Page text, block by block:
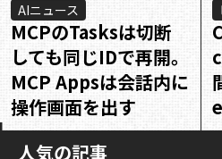
AIニュース
MCPのTasksは切断
しても同じIDで再開。
MCP Appsは会話内に
操作画面を出す
人気の記事